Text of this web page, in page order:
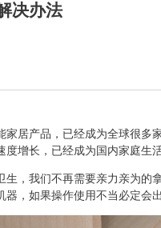
决办法
家居产品，已经成为全球很多
度增长，已经成为国内家庭生
，我们不再需要亲力亲为的
，如果操作使用不当必定会